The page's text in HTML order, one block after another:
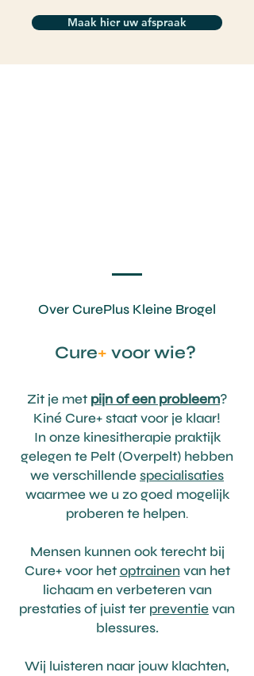
Maak hier uw afspraak
Over CurePlus Kleine Brogel
Cure+ voor wie?
Zit je met pijn of een probleem?
Kiné Cure+ staat voor je klaar!
In onze kinesitherapie praktijk
gelegen te Pelt (Overpelt) hebben
we verschillendespecialisaties
waarmee we u zo goed mogelijk
proberen te helpen.
Mensen kunnen ook terecht bij
Cure+ voor hetoptrainen van het
lichaam en verbeteren van
prestaties of juist ter preventievan
blessures.
Wij luisteren naar jouw klachten,